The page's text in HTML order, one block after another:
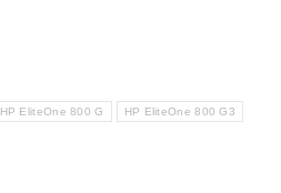
HP EliteOne 800 G HP EliteOne 800 G3